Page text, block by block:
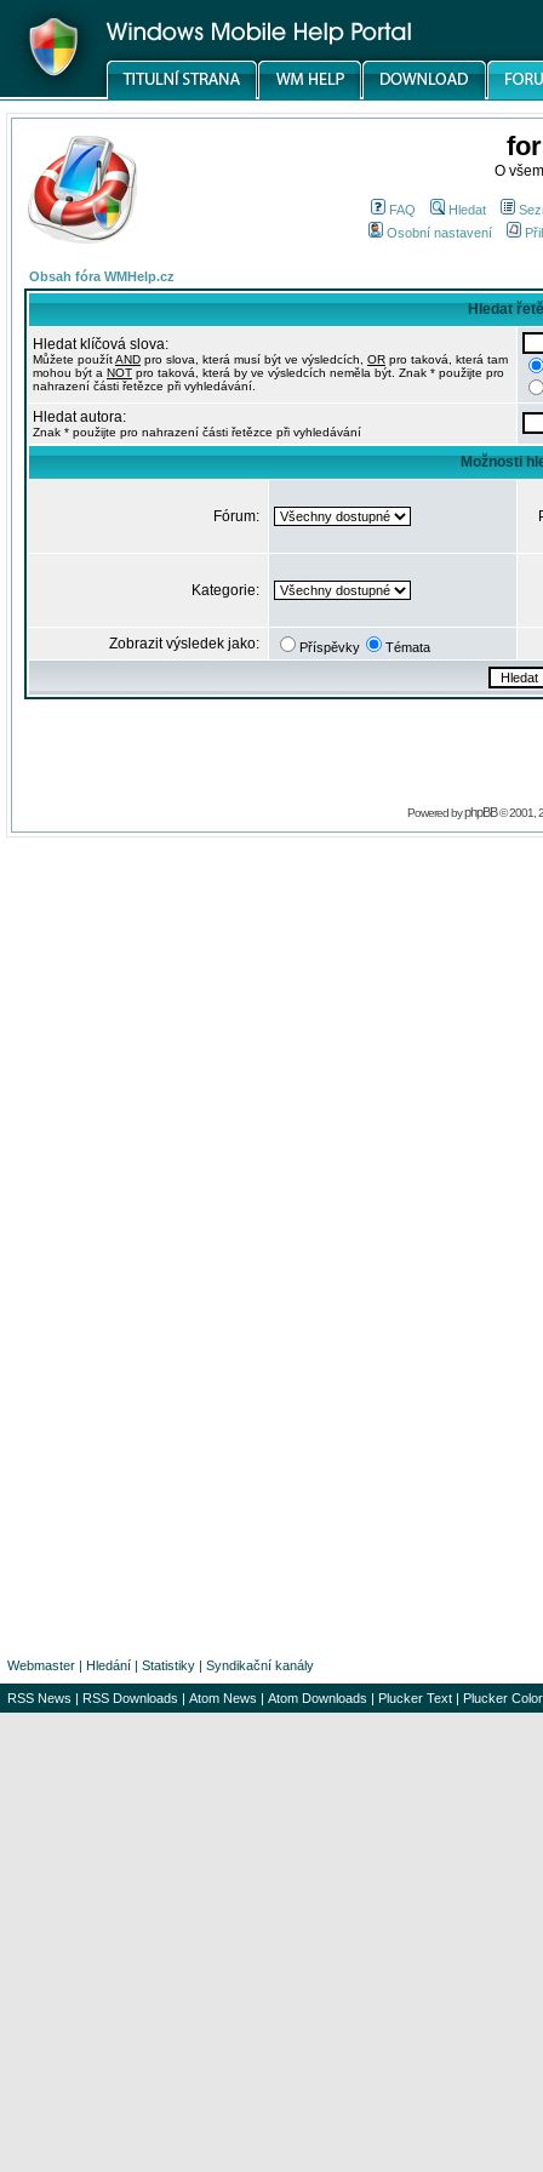
O
FAQ Hledat
Osobní nastavení
Obsah fóra WMHelp.cz
Hledat
Hledat klíčová slova:
Můžete použítAND pro slova, která musí být ve výsledcích, OR pro taková, která tam
mohou být a NOT pro taková, která by ve výsledcích neměla být. Znak * použijte pro
nahrazení části řetězce při vyhledávání.
Hledat autora:
Znak * použijte pro nahrazení části řetězce při vyhledávání
Možnosti
Fórum:
Kategorie:
Zobrazit výsledek jako: Příspěvky Témata
Powered byphpBB© 2001,
Webmaster | Hledání | Statistiky | Syndikační kanály
RSS News | RSS Downloads | Atom News | Atom Downloads | Plucker Text | Plucker Color